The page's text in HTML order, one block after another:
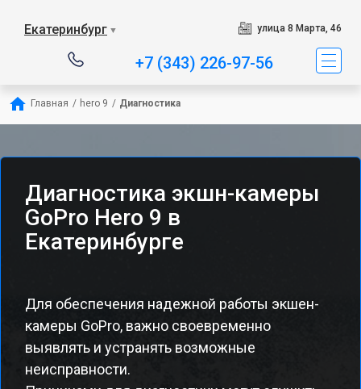
Екатеринбург ▼ улица 8 Марта, 46
+7 (343) 226-97-56
Главная / hero 9 / Диагностика
Диагностика экшн-камеры
GoPro Hero 9 в
Екатеринбурге
Для обеспечения надежной работы экшен-
камеры GoPro, важно своевременно
выявлять и устранять возможные
неисправности.